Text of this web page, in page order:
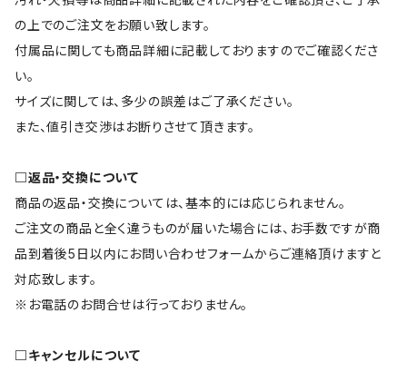
の上でのご注文をお願い致します。
付属品に関しても商品詳細に記載しておりますのでご確認くださ
い。
サイズに関しては、多少の誤差はご了承ください。
また、値引き交渉はお断りさせて頂きます。
□返品・交換について
商品の返品・交換については、基本的には応じられません。
ご注文の商品と全く違うものが届いた場合には、お手数ですが商
品到着後5日以内にお問い合わせフォームからご連絡頂けますと
対応致します。
※お電話のお問合せは行っておりません。
□キャンセルについて